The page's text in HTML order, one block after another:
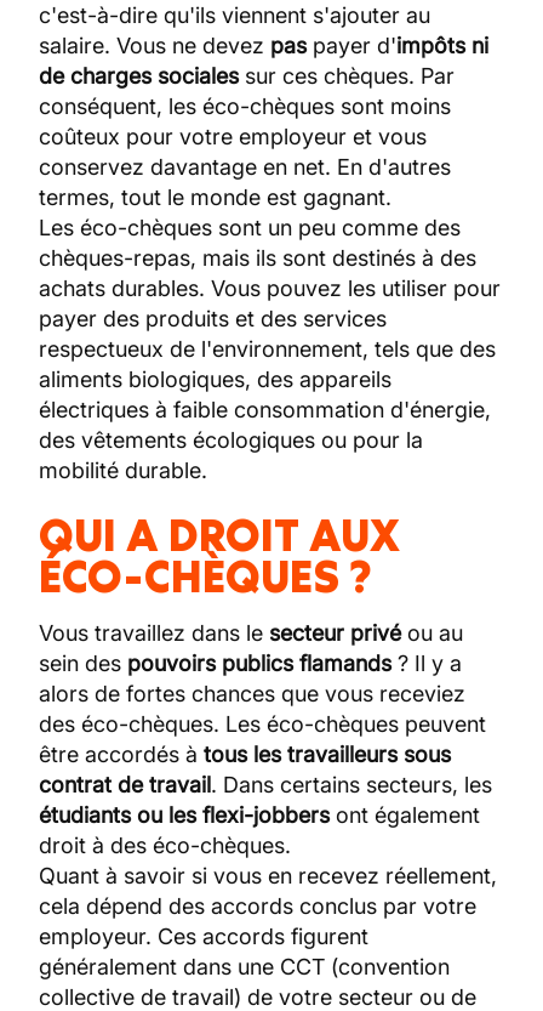
c'est-à-dire qu'ils viennent s'ajouter au
salaire. Vous ne devez paspayer d'impôts ni
de charges socialessur ces chèques. Par
conséquent, les éco-chèques sont moins
coûteux pour votre employeur et vous
conservez davantage en net. En d'autres
termes, tout le monde est gagnant.
Les éco-chèques sont un peu comme des
chèques-repas, mais ils sont destinés à des
achats durables. Vous pouvez les utiliser pour
payer des produits et des services
respectueux de l'environnement, tels que des
aliments biologiques, des appareils
électriques à faible consommation d'énergie,
des vêtements écologiques ou pour la
mobilité durable.
QUI A DROIT AUX
ÉCO-CHÈQUES ?
Vous travaillez dans le secteur privéou au
sein des pouvoirs publics flamands? Il y a
alors de fortes chances que vous receviez
des éco-chèques. Les éco-chèques peuvent
être accordés à tous les travailleurs sous
contrat de travail. Dans certains secteurs, les
étudiants ou les flexi-jobbersont également
droit à des éco-chèques.
Quant à savoir si vous en recevez réellement,
cela dépend des accords conclus par votre
employeur. Ces accords figurent
généralement dans une CCT (convention
collective de travail) de votre secteur ou de